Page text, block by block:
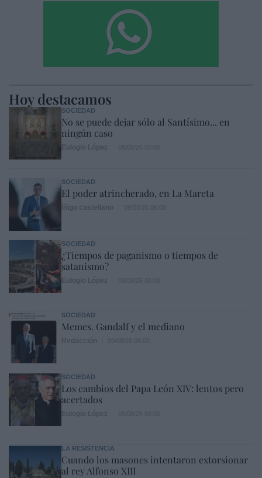
Hoy destacamos
SOCIEDAD
No se puede dejar sólo al Santísimo... en
ningún caso
SOCIEDAD
El poder atrincherado, en La Mareta
SOCIEDAD
¿Tiempos de paganismo o tiempos de
satanismo?
SOCIEDAD
Memes. Gandalf y el mediano
SOCIEDAD
Los cambios del Papa León XIV: lentos pero
acertados
LA RESISTENCIA
Cuando los masones intentaron extorsionar
al rey Alfonso XIII